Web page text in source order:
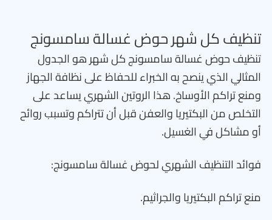
تنظيف كل شهر حوض غسالة سامسونج
تنظيف حوض غسالة سامسونج كل شهر هو الجدول
المثالي الذي ينصح به الخبراء للحفاظ على نظافة الجهاز
ومنع تراكم الأوساخ. هذا الروتين الشهري يساعد على
التخلص من البكتيريا والعفن قبل أن تتراكم وتسبب روائح
أو مشاكل في الغسيل.
فوائد التنظيف الشهري لحوض غسالة سامسونج:
منع تراكم البكتيريا والجراثيم.